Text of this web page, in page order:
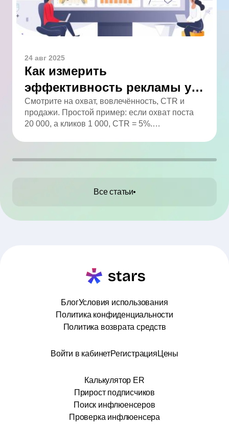
24 авг 2025
Как измерить
эффективность рекламы у
блогера: полный гайд
Смотрите на охват, вовлечённость, CTR и
продажи. Простой пример: если охват поста
20 000, а кликов 1 000, CTR = 5%.
Все статьи
БлогУсловия использования
Политика конфиденциальности
Политика возврата средств
Войти в кабинетРегистрация Цены
Калькулятор ER
Прирост подписчиков
Поиск инфлюенсеров
Проверка инфлюенсера